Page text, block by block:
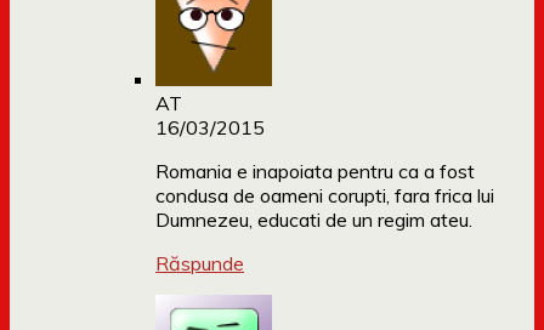
AT
16/03/2015
Romania e inapoiata pentru ca a fost
condusa de oameni corupti, fara frica lui
Dumnezeu, educati de un regim ateu.
Răspunde